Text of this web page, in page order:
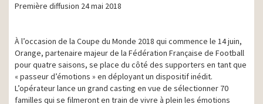
Première diffusion 24 mai 2018
À l’occasion de la Coupe du Monde 2018 qui commence le 14 juin,
Orange, partenaire majeur de la Fédération Française de Football
pour quatre saisons, se place du côté des supporters en tant que
« passeur d’émotions » en déployant un dispositif inédit.
L’opérateur lance un grand casting en vue de sélectionner 70
familles qui se filmeront en train de vivre à plein les émotions